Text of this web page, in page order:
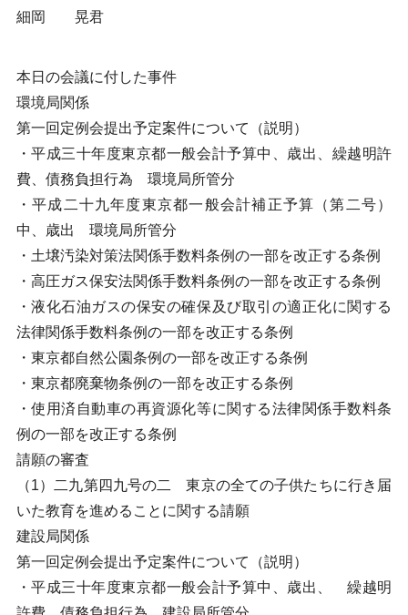
細岡 晃君
本日の会議に付した事件
環境局関係
第一回定例会提出予定案件について（説明）
・平成三十年度東京都一般会計予算中、歳出、繰越明許
費、債務負担行為 環境局所管分
・平成二十九年度東京都一般会計補正予算（第二号）
中、歳出 環境局所管分
・土壌汚染対策法関係手数料条例の一部を改正する条例
・高圧ガス保安法関係手数料条例の一部を改正する条例
・液化石油ガスの保安の確保及び取引の適正化に関する
法律関係手数料条例の一部を改正する条例
・東京都自然公園条例の一部を改正する条例
・東京都廃棄物条例の一部を改正する条例
・使用済自動車の再資源化等に関する法律関係手数料条
例の一部を改正する条例
請願の審査
（1）二九第四九号の二 東京の全ての子供たちに行き届
いた教育を進めることに関する請願
建設局関係
第一回定例会提出予定案件について（説明）
・平成三十年度東京都一般会計予算中、歳出、 繰越明